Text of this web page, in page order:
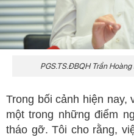
PGS.TS.ĐBQH Trần
Trong bối cảnh hiện nay,
một trong những điểm
tháo gỡ. Tôi cho rằng,